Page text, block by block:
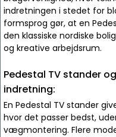
indretningen i stedet for
formsprog gør, at en
den klassiske nordiske
og kreative arbejdsrum.
Pedestal TV stander
indretning:
En Pedestal TV stander
hvor det passer bedst,
vægmontering. Flere